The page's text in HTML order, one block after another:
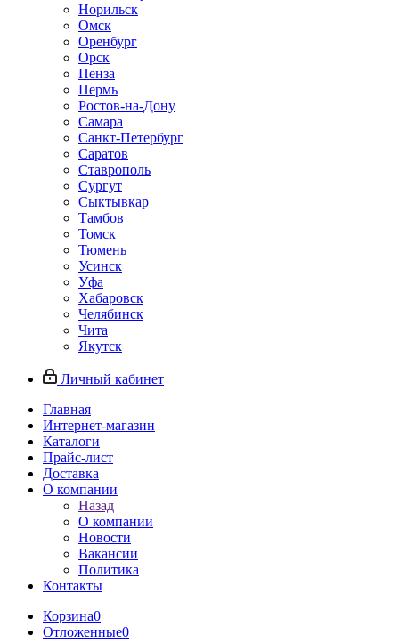
Норильск
Омск
Оренбург
Орск
Пенза
Пермь
Ростов-на-Дону
Самара
Санкт-Петербург
Саратов
Ставрополь
Сургут
Сыктывкар
Тамбов
Томск
Тюмень
Усинск
Уфа
Хабаровск
Челябинск
Чита
Якутск
Личный кабинет
Главная
Интернет-магазин
Каталоги
Прайс-лист
Доставка
О компании
Назад
О компании
Новости
Вакансии
Политика
Контакты
Корзина0
Отложенные0